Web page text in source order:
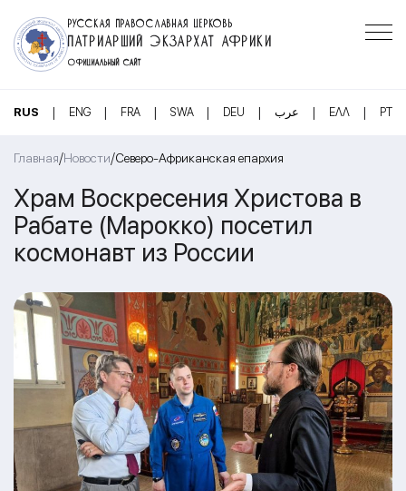
РУССКАЯ ПРАВОСЛАВНАЯ ЦЕРКОВЬ
ПАТРИАРШИЙ ЭКЗАРХАТ АФРИКИ
ОФИЦИАЛЬНЫЙ САЙТ
RUS | ENG | FRA | SWA | DEU | عرب | ΕΛΛ | PT
Главная/Новости/Северо-Африканская епархия
Храм Воскресения Христова в
Рабате (Марокко) посетил
космонавт из России